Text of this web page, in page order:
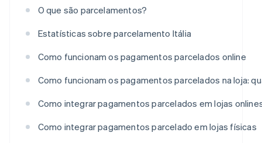
O que são parcelamentos?
Estatísticas sobre parcelamento Itália
Como funcionam os pagamentos parcelados online
Como funcionam os pagamentos parcelados na loja:
Como integrar pagamentos parcelados em lojas
Como integrar pagamentos parcelado em lojas físicas